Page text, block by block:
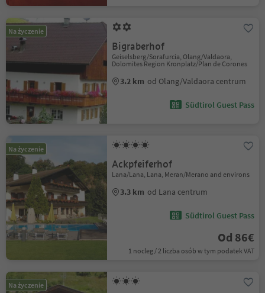
Na życzenie
Bigraberhof
Geiselsberg/Sorafurcia, Olang/Valdaora,
Dolomites Region Kronplatz/Plan de Corones
3.2 km od Olang/Valdaora centrum
Südtirol Guest Pass
Na życzenie
Ackpfeiferhof
Lana/Lana, Lana, Meran/Merano and environs
3.3 km od Lana centrum
Südtirol Guest Pass
Od 86€
1 nocleg / 2 liczba osób w tym podatek VAT
Na życzenie